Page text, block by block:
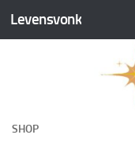
Doorgaan naar inhoud
Levensvonk
SHOP